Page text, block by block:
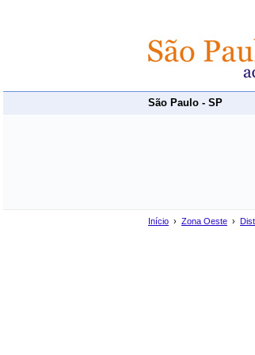
São Paulo - SP
Início › Zona Oeste ›